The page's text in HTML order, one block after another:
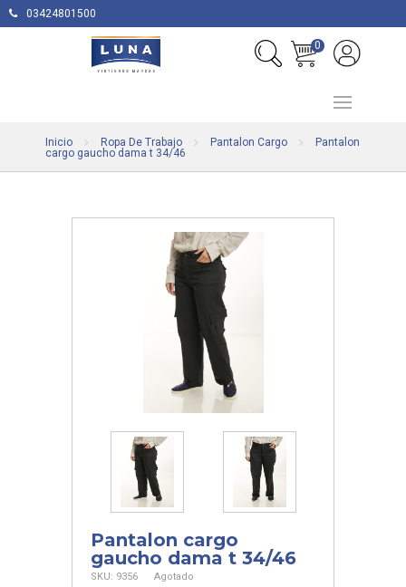
03424801500
0
Inicio Ropa De Trabajo Pantalon Cargo
Pantalon
cargo gaucho dama t 34/46
Pantalon cargo
gaucho dama t 34/46
SKU: 9356 Agotado